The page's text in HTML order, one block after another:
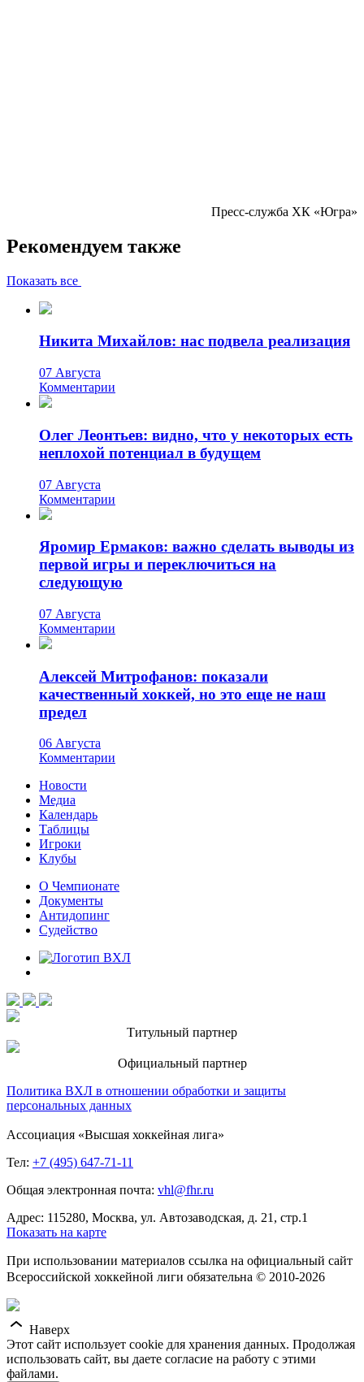
Пресс-служба ХК «Югра»
Рекомендуем также
Показать все
Никита Михайлов: нас подвела реализация
07 Августа
Комментарии
Олег Леонтьев: видно, что у некоторых есть
неплохой потенциал в будущем
07 Августа
Комментарии
Яромир Ермаков: важно сделать выводы из
первой игры и переключиться на
следующую
07 Августа
Комментарии
Алексей Митрофанов: показали
качественный хоккей, но это еще не наш
предел
06 Августа
Комментарии
Новости
Медиа
Календарь
Таблицы
Игроки
Клубы
О Чемпионате
Документы
Антидопинг
Судейство
Титульный партнер
Официальный партнер
Политика ВХЛ в отношении обработки и защиты
персональных данных
Ассоциация «Высшая хоккейная лига»
Тел: +7 (495) 647-71-11
Общая электронная почта: vhl@fhr.ru
Адрес: 115280, Москва, ул. Автозаводская, д. 21, стр.1
Показать на карте
При использовании материалов ссылка на официальный сайт
Всероссийской хоккейной лиги обязательна © 2010-2026
Наверх
Этот сайт использует cookie для хранения данных. Продолжая
использовать сайт, вы даете согласие на работу с этими
файлами.